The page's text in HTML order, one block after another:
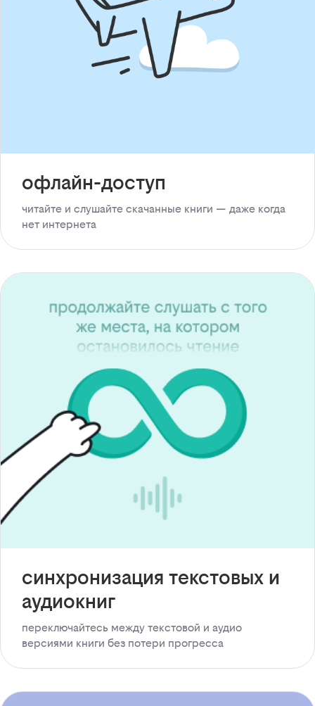
офлайн-доступ
читайте и слушайте скачанные книги — даже когда
нет интернета
синхронизация текстовых и
аудиокниг
переключайтесь между текстовой и аудио
версиями книги без потери прогресса